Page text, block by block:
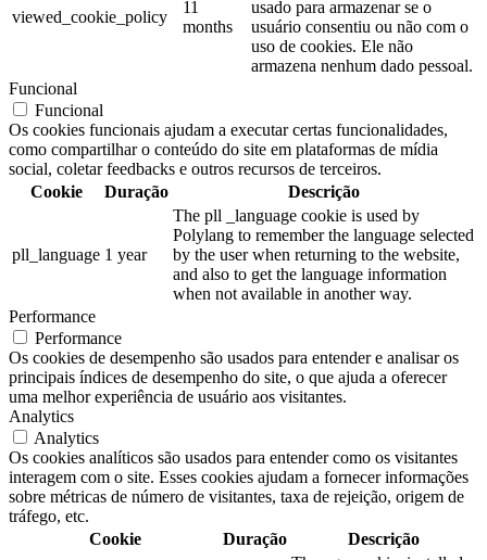
viewed_cookie_policy
11
months
usado para armazenar se o
usuário consentiu ou não com o
uso de cookies. Ele não
armazena nenhum dado pessoal.
Funcional
Funcional
Os cookies funcionais ajudam a executar certas funcionalidades,
como compartilhar o conteúdo do site em plataformas de mídia
social, coletar feedbacks e outros recursos de terceiros.
Cookie
Duração Descrição
pll_language 1 year
The pll _language cookie is used by
Polylang to remember the language selected
by the user when returning to the website,
and also to get the language information
when not available in another way.
Performance
Performance
Os cookies de desempenho são usados para entender e analisar os
principais índices de desempenho do site, o que ajuda a oferecer
uma melhor experiência de usuário aos visitantes.
Analytics
Analytics
Os cookies analíticos são usados para entender como os visitantes
interagem com o site. Esses cookies ajudam a fornecer informações
sobre métricas de número de visitantes, taxa de rejeição, origem de
tráfego, etc.
Cookie
Duração Descrição